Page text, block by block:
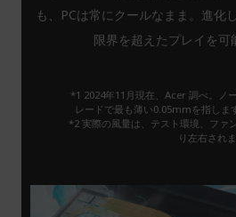
も、PCは常にクールなまま。進化
限界を超えたプレイを可
*1 2024年11月現在、Acer 調べ。ノ
レードで最も薄い0.05mmを指し
*2 実際の風量は、テスト環境、ファ
り左右されま